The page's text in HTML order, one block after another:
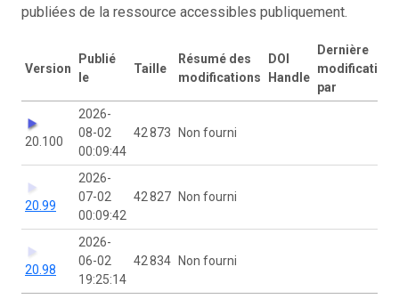
publiées de la ressource accessibles publiquement.
Version
Publié
le
Taille
Résumé des
modifications
DOI
Handle
Dernière
modification
par
20.100
2026-
08-02
00:09:44
42 873 Non fourni
20.99
2026-
07-02
00:09:42
42 827 Non fourni
20.98
2026-
06-02
19:25:14
42 834 Non fourni